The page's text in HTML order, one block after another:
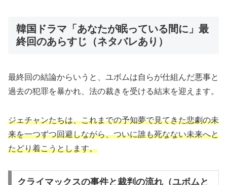
韓国ドラマ「あなたが眠っている間に」最
終回のあらすじ（ネタバレあり）
最終回の結論からいうと、ユボムは自らが仕組んだ悪事と
過去の犯罪を暴かれ、法の裁きを受ける結末を迎えます。
ジェチャンたちは、これまでの予知夢で見てきた悲劇の未
来を一つずつ回避しながら、ついに誰も死なない未来へと
たどり着こうとします。
クライマックスの事件と裁判の流れ（ユボムと